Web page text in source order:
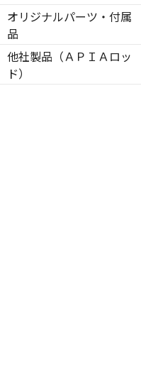
オリジナルパーツ・付属
品
他社製品（ＡＰＩＡロッ
ド）